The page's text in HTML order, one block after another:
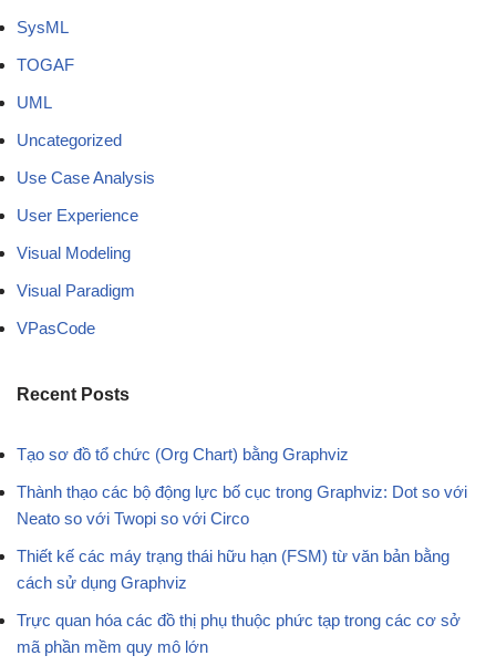
SysML
TOGAF
UML
Uncategorized
Use Case Analysis
User Experience
Visual Modeling
Visual Paradigm
VPasCode
Recent Posts
Tạo sơ đồ tổ chức (Org Chart) bằng Graphviz
Thành thạo các bộ động lực bố cục trong Graphviz: Dot so với
Neato so với Twopi so với Circo
Thiết kế các máy trạng thái hữu hạn (FSM) từ văn bản bằng
cách sử dụng Graphviz
Trực quan hóa các đồ thị phụ thuộc phức tạp trong các cơ sở
mã phần mềm quy mô lớn